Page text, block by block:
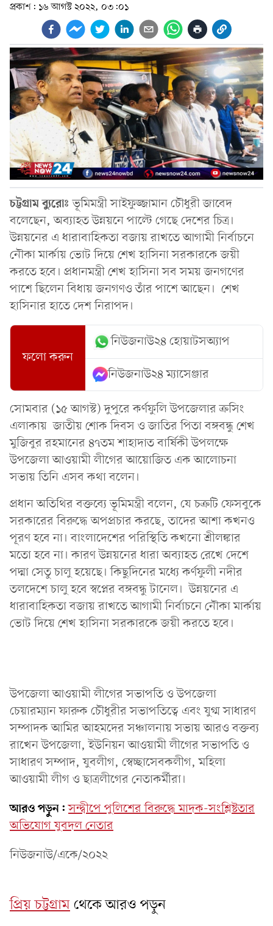
প্রকাশ: ১৬ আগস্ট ২০২২, ০৩:০১
চট্টগ্রাম ব্যুরোঃ ভূমিমন্ত্রী সাইফুজ্জামান চৌধুরী জাবেদ
বলেছেন, অব্যাহত উন্নয়নে পাল্টে গেছে দেশের চিত্র।
উন্নয়নের এ ধারাবাহিকতা বজায় রাখতে আগামী নির্বাচনে
নৌকা মার্কায় ভোট দিয়ে শেখ হাসিনা সরকারকে জয়ী
করতে হবে। প্রধানমন্ত্রী শেখ হাসিনা সব সময় জনগণের
পাশে ছিলেন বিধায় জনগণও তাঁর পাশে আছেন। শেখ
হাসিনার হাতে দেশ নিরাপদ।
ফলো করুন
নিউজনাউ২৪ হোয়াটসঅ্যাপ
নিউজনাউ২৪ ম্যাসেঞ্জার
সোমবার (১৫ আগস্ট) দুপুরে কর্ণফুলি উপজেলার ক্রসিং
এলাকায় জাতীয় শোক দিবস ও জাতির পিতা বঙ্গবন্ধু শেখ
মুজিবুর রহমানের ৪৭তম শাহাদাত বার্ষিকী উপলক্ষে
উপজেলা আওয়ামী লীগের আয়োজিত এক আলোচনা
সভায় তিনি এসব কথা বলেন।
প্রধান অতিথির বক্তব্যে ভূমিমন্ত্রী বলেন, যে চক্রটি ফেসবুকে
সরকারের বিরুদ্ধে অপপ্রচার করছে, তাদের আশা কখনও
পূরণ হবে না। বাংলাদেশের পরিস্থিতি কখনো শ্রীলঙ্কার
মতো হবে না। কারণ উন্নয়নের ধারা অব্যাহত রেখে দেশে
পদ্মা সেতু চালু হয়েছে। কিছুদিনের মধ্যে কর্ণফুলী নদীর
তলদেশে চালু হবে স্বপ্নের বঙ্গবন্ধু টানেল। উন্নয়নের এ
ধারাবাহিকতা বজায় রাখতে আগামী নির্বাচনে নৌকা মার্কায়
ভোট দিয়ে শেখ হাসিনা সরকারকে জয়ী করতে হবে।
উপজেলা আওয়ামী লীগের সভাপতি ও উপজেলা
চেয়ারম্যান ফারুক চৌধুরীর সভাপতিত্বে এবং যুগ্ম সাধারণ
সম্পাদক আমির আহমদের সঞ্চালনায় সভায় আরও বক্তব্য
রাখেন উপজেলা, ইউনিয়ন আওয়ামী লীগের সভাপতি ও
সাধারণ সম্পাদ, যুবলীগ, স্বেচ্ছাসেবকলীগ, মহিলা
আওয়ামী লীগ ও ছাত্রলীগের নেতাকর্মীরা।
আরও পড়ুন: সন্দ্বীপে পুলিশের বিরুদ্ধে মাদক-সংশ্লিষ্টতার
অভিযোগ যুবদল নেতার
নিউজনাউ/একে/২০২২
প্রিয় চট্টগ্রামথেকে আরও পড়ুন